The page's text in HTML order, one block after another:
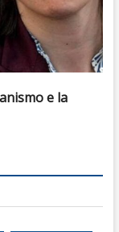
e la